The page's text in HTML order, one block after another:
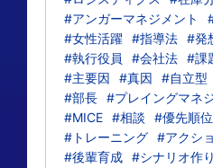
#アンガーマネジメント
#女性活躍 #指導法 #発
#執行役員
#会社法 #課
#主要因
#真因 #自立型
#部長 #プレイングマネ
#MICE #相談 #優先順位
#トレーニング #アクシ
#後輩育成 #シナリオ作り